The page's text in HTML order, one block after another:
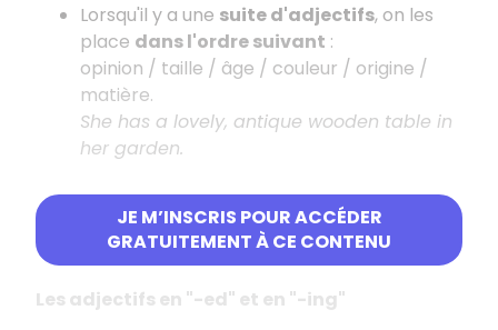
JE M’INSCRIS POUR ACCÉDER
GRATUITEMENT À CE CONTENU
Lorsqu'il y a une suite d'adjectifs, on les
place dans l'ordre suivant :
opinion / taille / âge / couleur / origine /
matière.
She has a lovely, antique wooden table in
her garden.
Certains adjectifs peuvent être seulement
attributs : "afraid / ill / asleep, etc."
Les adjectifs en "-ed" et en "-ing"